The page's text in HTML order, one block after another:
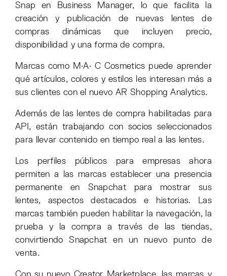
Snap en Business Manager, lo que facilita la
creación y publicación de nuevas lentes de
compras dinámicas que incluyen precio,
disponibilidad y una forma de compra.
Marcas como M·A· C Cosmetics puede aprender
qué artículos, colores y estilos les interesan más a
sus clientes con el nuevo AR Shopping Analytics.
Además de las lentes de compra habilitadas para
API, están trabajando con socios seleccionados
para llevar contenido en tiempo real a las lentes.
Los perfiles públicos para empresas ahora
permiten a las marcas establecer una presencia
permanente en Snapchat para mostrar sus
lentes, aspectos destacados e historias. Las
marcas también pueden habilitar la navegación, la
prueba y la compra a través de las tiendas,
convirtiendo Snapchat en un nuevo punto de
venta.